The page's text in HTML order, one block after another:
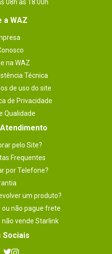
08h às 18:00h
a WAZ
na WAZ
Técnica
de uso do site
de Privacidade
Qualidade
pelo Site?
Frequentes
por Telefone?
um produto?
ou não pague frete
não vende Starlink
Sociais